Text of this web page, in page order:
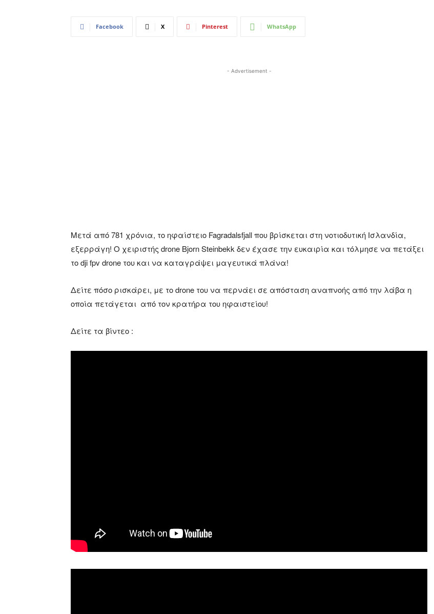
Facebook X Pinterest WhatsApp
- Advertisement -
Μετά από 781 χρόνια, το ηφαίστειο Fagradalsfjall που βρίσκεται στη νοτιοδυτική Ισλανδία,
εξερράγη! Ο χειριστής drone Bjorn Steinbekk δεν έχασε την ευκαιρία και τόλμησε να πετάξει
το dji fpv drone του και να καταγράψει μαγευτικά πλάνα!
Δείτε πόσο ρισκάρει, με το drone του να περνάει σε απόσταση αναπνοής από την λάβα η
οποία πετάγεται από τον κρατήρα του ηφαιστείου!
Δείτε τα βίντεο :